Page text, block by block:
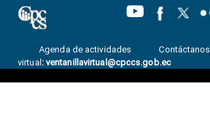
Agenda de actividades Contáctanos
virtual : ventanillavirtual@cpccs.gob.ec